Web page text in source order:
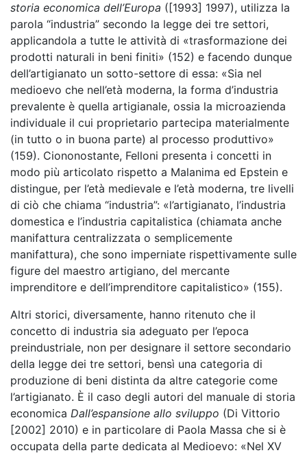
storia economica dell’Europa ([1993] 1997), utilizza la
parola “industria” secondo la legge dei tre settori,
applicandola a tutte le attività di «trasformazione dei
prodotti naturali in beni finiti» (152) e facendo dunque
dell’artigianato un sotto-settore di essa: «Sia nel
medioevo che nell’età moderna, la forma d’industria
prevalente è quella artigianale, ossia la microazienda
individuale il cui proprietario partecipa materialmente
(in tutto o in buona parte) al processo produttivo»
(159). Ciononostante, Felloni presenta i concetti in
modo più articolato rispetto a Malanima ed Epstein e
distingue, per l’età medievale e l’età moderna, tre livelli
di ciò che chiama “industria”: «l’artigianato, l’industria
domestica e l’industria capitalistica (chiamata anche
manifattura centralizzata o semplicemente
manifattura), che sono imperniate rispettivamente sulle
figure del maestro artigiano, del mercante
imprenditore e dell’imprenditore capitalistico» (155).
Altri storici, diversamente, hanno ritenuto che il
concetto di industria sia adeguato per l’epoca
preindustriale, non per designare il settore secondario
della legge dei tre settori, bensì una categoria di
produzione di beni distinta da altre categorie come
l’artigianato. È il caso degli autori del manuale di storia
economica Dall’espansione allo sviluppo (Di Vittorio
[2002] 2010) e in particolare di Paola Massa che si è
occupata della parte dedicata al Medioevo: «Nel XV